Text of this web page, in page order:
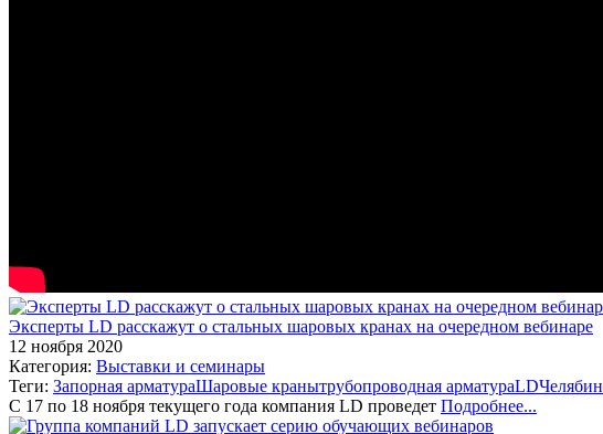
Эксперты LD расскажут о стальных шаровых кранах на очередном вебинаре
12 ноября 2020
Категория: Выставки и семинары
Теги: Запорная арматураШаровые кранытрубопроводная арматураLD
С 17 по 18 ноября текущего года компания LD проведет Подробнее...